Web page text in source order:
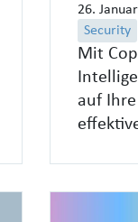
26.
Security
Mit
auf